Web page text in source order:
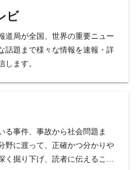
ビ
道局が全国、世界の重要ニュー
話題まで様々な情報を速報・詳
します。
る事件、事故から社会問題ま
野に渡って、正確かつ分かりや
く掘り下げ、読者に伝えること